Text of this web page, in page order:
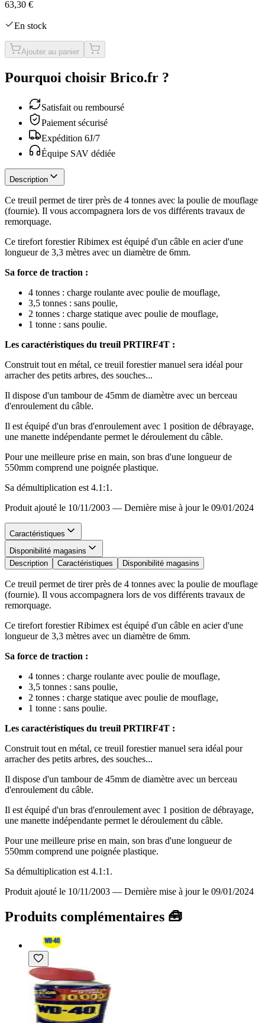
63,30 €
En stock
Ajouter au panier
Pourquoi choisir Brico.fr ?
Satisfait ou remboursé
Paiement sécurisé
Expédition 6J/7
Équipe SAV dédiée
Description
Ce treuil permet de tirer près de 4 tonnes avec la poulie de mouflage
(fournie). Il vous accompagnera lors de vos différents travaux de
remorquage.
Ce tirefort forestier Ribimex est équipé d'un câble en acier d'une
longueur de 3,3 mètres avec un diamètre de 6mm.
Sa force de traction :
4 tonnes : charge roulante avec poulie de mouflage,
3,5 tonnes : sans poulie,
2 tonnes : charge statique avec poulie de mouflage,
1 tonne : sans poulie.
Les caractéristiques du treuil PRTIRF4T :
Construit tout en métal, ce treuil forestier manuel sera idéal pour
arracher des petits arbres, des souches...
Il dispose d'un tambour de 45mm de diamètre avec un berceau
d'enroulement du câble.
Il est équipé d'un bras d'enroulement avec 1 position de débrayage,
une manette indépendante permet le déroulement du câble.
Pour une meilleure prise en main, son bras d'une longueur de
550mm comprend une poignée plastique.
Sa démultiplication est 4.1:1.
Produit ajouté le 10/11/2003 — Dernière mise à jour le 09/01/2024
Caractéristiques
Disponibilité magasins
Description
Caractéristiques Disponibilité magasins
Ce treuil permet de tirer près de 4 tonnes avec la poulie de mouflage
(fournie). Il vous accompagnera lors de vos différents travaux de
remorquage.
Ce tirefort forestier Ribimex est équipé d'un câble en acier d'une
longueur de 3,3 mètres avec un diamètre de 6mm.
Sa force de traction :
4 tonnes : charge roulante avec poulie de mouflage,
3,5 tonnes : sans poulie,
2 tonnes : charge statique avec poulie de mouflage,
1 tonne : sans poulie.
Les caractéristiques du treuil PRTIRF4T :
Construit tout en métal, ce treuil forestier manuel sera idéal pour
arracher des petits arbres, des souches...
Il dispose d'un tambour de 45mm de diamètre avec un berceau
d'enroulement du câble.
Il est équipé d'un bras d'enroulement avec 1 position de débrayage,
une manette indépendante permet le déroulement du câble.
Pour une meilleure prise en main, son bras d'une longueur de
550mm comprend une poignée plastique.
Sa démultiplication est 4.1:1.
Produit ajouté le 10/11/2003 — Dernière mise à jour le 09/01/2024
Produits complémentaires 🧰